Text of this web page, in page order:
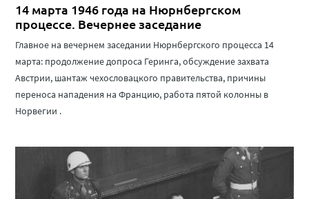
14 марта 1946 года на Нюрнбергском
процессе. Вечернее заседание
Главное на вечернем заседании Нюрнбергского процесса 14
марта: продолжение допроса Геринга, обсуждение захвата
Австрии, шантаж чехословацкого правительства, причины
переноса нападения на Францию, работа пятой колонны в
Норвегии .